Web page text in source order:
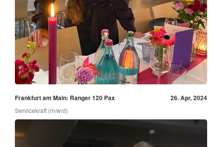
Frankfurt am Main: Ranger 120 Pax 26. Apr, 2024
Servicekraft (m/w/d)